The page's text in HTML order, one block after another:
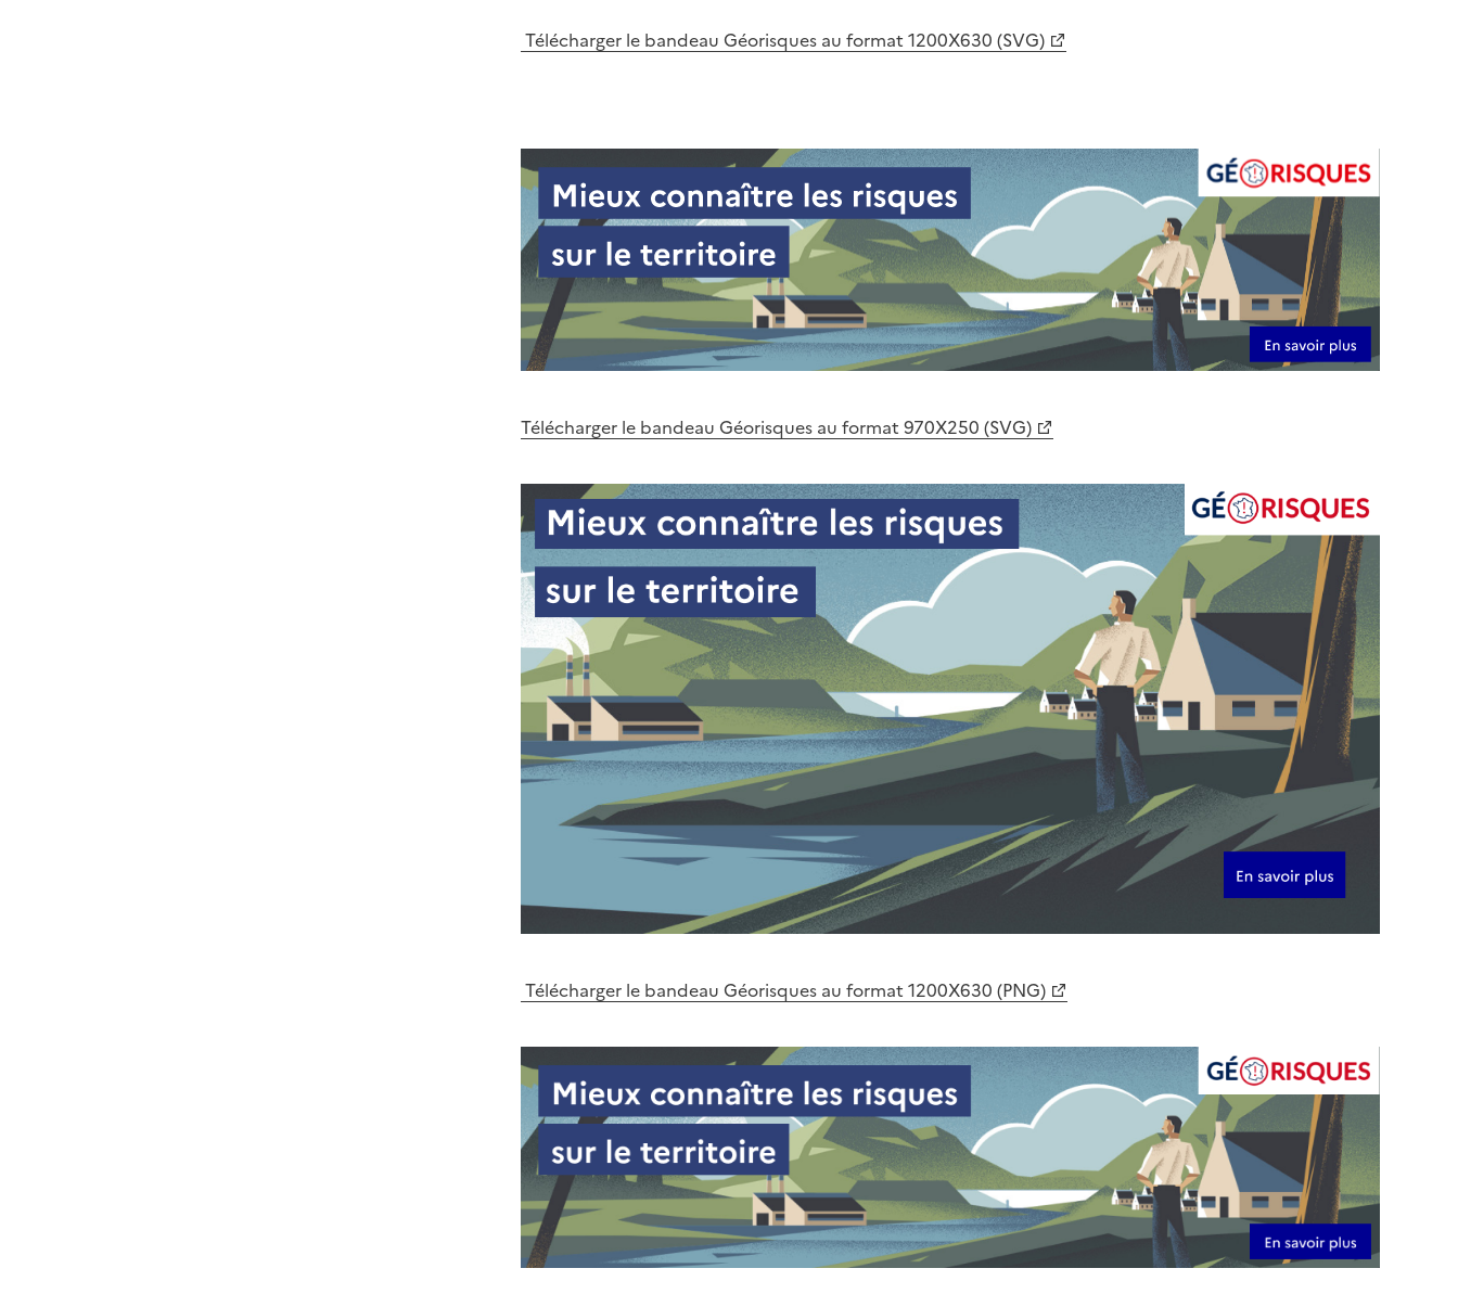
Télécharger le bandeau Géorisques au format 1200X630 (SVG)
Télécharger le bandeau Géorisques au format 970X250 (SVG)
Télécharger le bandeau Géorisques au format 1200X630 (PNG)